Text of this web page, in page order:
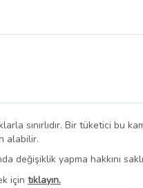
sınırlıdır. Bir tüketici bu
alabilir.
değişiklik yapma hakkını
için tıklayın.